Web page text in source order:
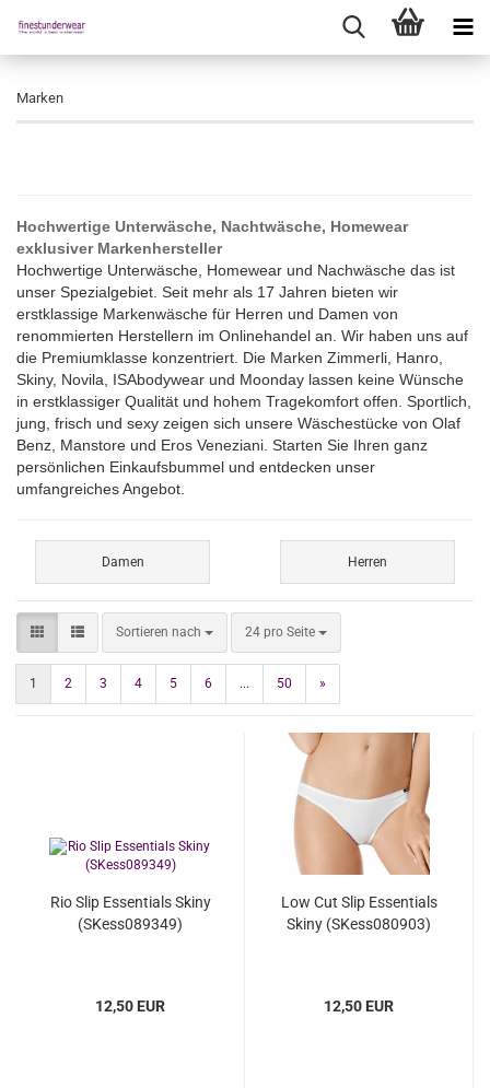
Marken
Hochwertige Unterwäsche, Nachtwäsche, Homewear
exklusiver Markenhersteller
Hochwertige Unterwäsche, Homewear und Nachwäsche das ist
unser Spezialgebiet. Seit mehr als 17 Jahren bieten wir
erstklassige Markenwäsche für Herren und Damen von
renommierten Herstellern im Onlinehandel an. Wir haben uns auf
die Premiumklasse konzentriert. Die Marken Zimmerli, Hanro,
Skiny, Novila, ISAbodywear und Moonday lassen keine Wünsche
in erstklassiger Qualität und hohem Tragekomfort offen. Sportlich,
jung, frisch und sexy zeigen sich unsere Wäschestücke von Olaf
Benz, Manstore und Eros Veneziani. Starten Sie Ihren ganz
persönlichen Einkaufsbummel und entdecken unser
umfangreiches Angebot.
Damen Herren
Sortieren nach
Sortieren nach 24 pro Seite
pro Seite
1 2 3 4 5 6 ... 50 »
Rio Slip Essentials Skiny
(SKess089349)
12,50 EUR
Low Cut Slip Essentials
Skiny (SKess080903)
12,50 EUR